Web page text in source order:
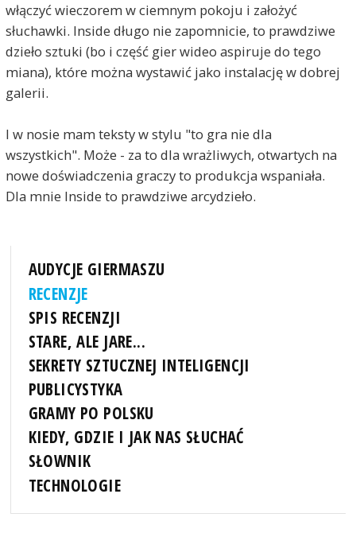
włączyć wieczorem w ciemnym pokoju i założyć
słuchawki. Inside długo nie zapomnicie, to prawdziwe
dzieło sztuki (bo i część gier wideo aspiruje do tego
miana), które można wystawić jako instalację w dobrej
galerii.
I w nosie mam teksty w stylu "to gra nie dla
wszystkich". Może - za to dla wrażliwych, otwartych na
nowe doświadczenia graczy to produkcja wspaniała.
Dla mnie Inside to prawdziwe arcydzieło.
AUDYCJE GIERMASZU
RECENZJE
SPIS RECENZJI
STARE, ALE JARE...
SEKRETY SZTUCZNEJ INTELIGENCJI
PUBLICYSTYKA
GRAMY PO POLSKU
KIEDY, GDZIE I JAK NAS SŁUCHAĆ
SŁOWNIK
TECHNOLOGIE